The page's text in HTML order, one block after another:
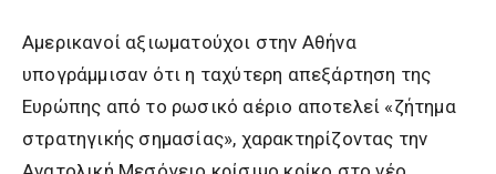
Αμερικανοί αξιωματούχοι στην Αθήνα
υπογράμμισαν ότι η ταχύτερη απεξάρτηση της
Ευρώπης από το ρωσικό αέριο αποτελεί «ζήτημα
στρατηγικής σημασίας», χαρακτηρίζοντας την